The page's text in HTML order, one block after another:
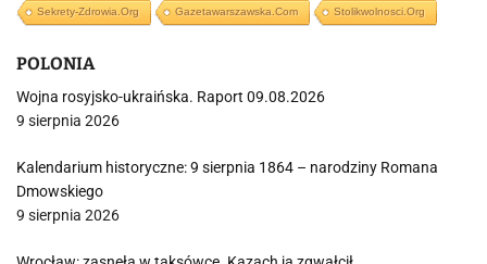
Sekrety-Zdrowia.org Gazetawarszawska.com Stolikwolnosci.org
POLONIA
Wojna rosyjsko-ukraińska. Raport 09.08.2026
9 sierpnia 2026
Kalendarium historyczne: 9 sierpnia 1864 – narodziny Romana
Dmowskiego
9 sierpnia 2026